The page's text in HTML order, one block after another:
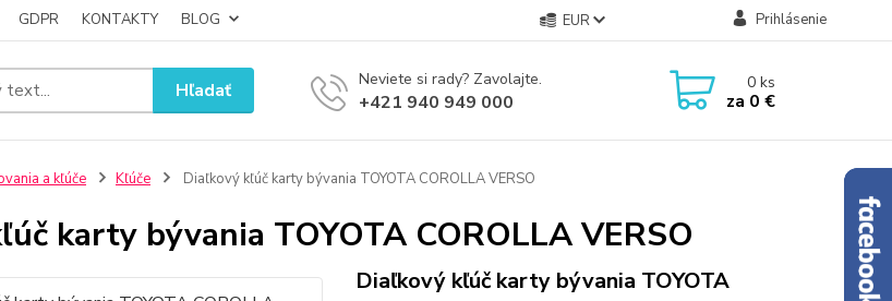
GDPR KONTAKTY BLOG EUR Prihlásenie
Hľadať Neviete si rady? Zavolajte.
+421 940 949 000
0ks
za 0 €
a kľúče Kľúče Diaľkový kľúč karty bývania TOYOTA COROLLA VERSO
karty bývania TOYOTA COROLLA VERSO
Diaľkový kľúč karty bývania TOYOTA